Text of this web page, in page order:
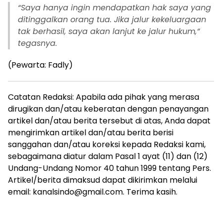
“Saya hanya ingin mendapatkan hak saya yang
ditinggalkan orang tua. Jika jalur kekeluargaan
tak berhasil, saya akan lanjut ke jalur hukum,”
tegasnya.
(Pewarta: Fadly)
Catatan Redaksi: Apabila ada pihak yang merasa
dirugikan dan/atau keberatan dengan penayangan
artikel dan/atau berita tersebut di atas, Anda dapat
mengirimkan artikel dan/atau berita berisi
sanggahan dan/atau koreksi kepada Redaksi kami,
sebagaimana diatur dalam Pasal 1 ayat (11) dan (12)
Undang-Undang Nomor 40 tahun 1999 tentang Pers.
Artikel/berita dimaksud dapat dikirimkan melalui
email: kanalsindo@gmail.com. Terima kasih.